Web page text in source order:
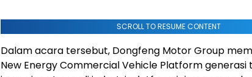
SCROLL TO RESUME CONTENT
Dalam acara tersebut, Dongfeng Motor Group
New Energy Commercial Vehicle Platform generasi